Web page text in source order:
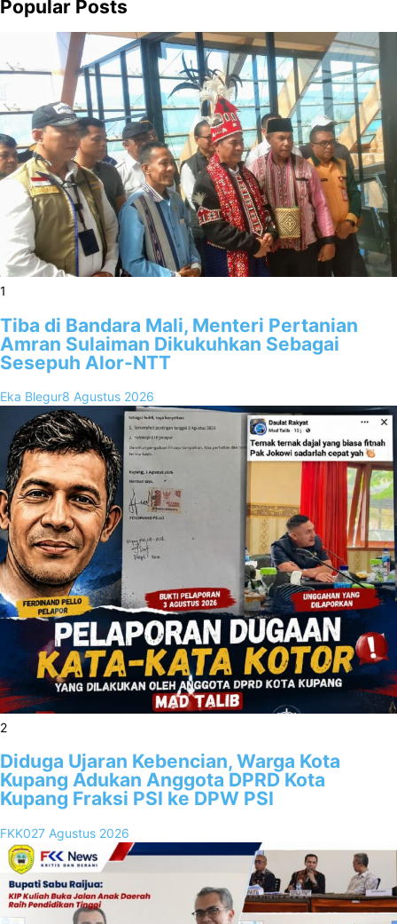
Popular Posts
1
Tiba di Bandara Mali, Menteri Pertanian
Amran Sulaiman Dikukuhkan Sebagai
Sesepuh Alor-NTT
Eka Blegur8 Agustus 2026
2
Diduga Ujaran Kebencian, Warga Kota
Kupang Adukan Anggota DPRD Kota
Kupang Fraksi PSI ke DPW PSI
FKK027 Agustus 2026